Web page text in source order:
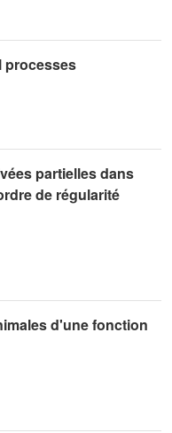
processes
partielles dans
de régularité
d'une fonction